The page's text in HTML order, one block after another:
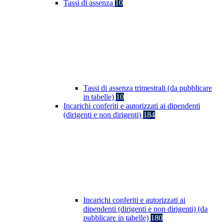
Tassi di assenza 10
Tassi di assenza trimestrali (da pubblicare
in tabelle) 10
Incarichi conferiti e autorizzati ai dipendenti
(dirigenti e non dirigenti) 184
Incarichi conferiti e autorizzati ai
dipendenti (dirigenti e non dirigenti) (da
pubblicare in tabelle) 180